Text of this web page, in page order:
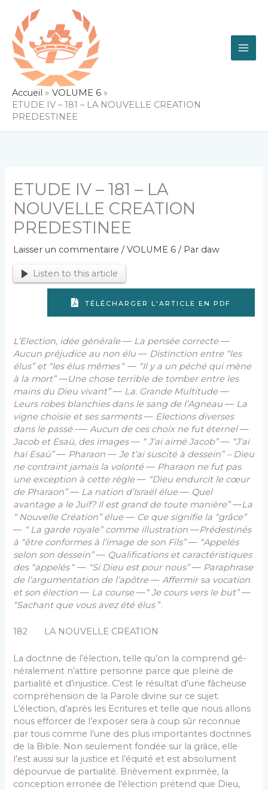
contenu
Accueil
VOLUME 6
ETUDE IV – 181 – LA NOUVELLE CREATION
PREDESTINEE
ETUDE IV – 181 – LA
NOUVELLE CREATION
PREDESTINEE
Laisser un commentaire /VOLUME 6 / Par daw
Listen to this article
TÉLÉCHARGER L'ARTICLE EN PDF
L’Election, idée générale— La pensée correcte—
Aucun préjudice au non élu— Distinction entre “les
élus” et “les élus mêmes“ — “Il y a un péché qui mène
à la mort”—Une chose terrible de tomber entre les
mains du Dieu vivant”— La. Grande Multitude—
Leurs robes blanchies dans le sang de l’Agneau— La
vigne choisie et ses sarments— Elections diverses
dans le passé -—Aucun de ces choix ne fut éternel—
Jacob et Esaü, des images— “ J’ai aimé Jacob”— “J’ai
haï Esaü”— Pharaon—Je t’ai suscité à dessein” – Dieu
ne contraint jamais la volonté— Pharaon ne fut pas
une exception à cette règle— “Dieu endurcit le cœur
de Pharaon”— La nation d’Israël élue— Quel
avantage a le Juif? Il est grand de toute manière”—La
“ Nouvelle Création” élue— Ce que signifie la “grâce”
— “ La garde royale” comme illustration—Prédestinés
à “être conformes à l’image de son Fils”— “Appelés
selon son dessein”— Qualifications et caractéristiques
des “appelés“ — “Si Dieu est pour nous”— Paraphrase
de l’argumentation de l’apôtre— Affermir sa vocation
et son élection— La course—“ Je cours vers le but”—
“Sachant que vous avez été élus ”.
182 LA NOUVELLE CREATION
La doctrine de l’élection, telle qu’on la comprend gé­
néralement n’attire personne parce que pleine de
partia­lité et d’injustice. C’est le résultat d’une fâcheuse
com­préhension de la Parole divine sur ce sujet.
L’élection, d’après les Ecritures et telle que nous allons
nous efforcer de l’exposer sera à coup sûr reconnue
par tous comme l’une des plus importantes doctrines
de la Bible. Non seulement fondée sur la grâce, elle
l’est aussi sur la justice et l’équité et est absolument
dépourvue de partia­lité. Brièvement exprimée, la
conception erronée de l’élec­tion prétend que Dieu,